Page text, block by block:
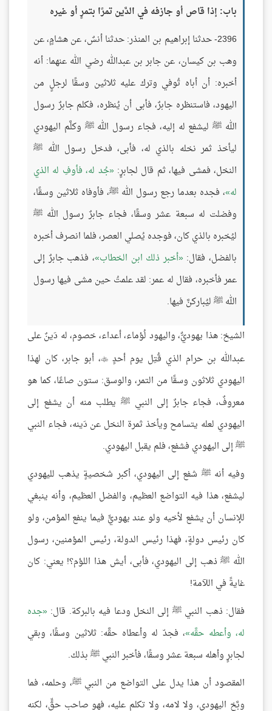
باب: إذا قاص أو جازفه في الدَّين تمرًا بتمرٍ أو غيره
2396- حدثنا إبراهيم بن المنذر: حدثنا أنسٌ، عن هشامٍ، عن
وهب بن كيسان، عن جابر بن عبدالله رضي الله عنهما: أنه
أخبره: أن أباه تُوفي وترك عليه ثلاثين وسقًا لرجلٍ من
اليهود، فاستنظره جابرٌ، فأبى أن يُنظره، فكلم جابرٌ رسول
الله ﷺ ليشفع له إليه، فجاء رسول الله ﷺ وكلَّم اليهودي
ليأخذ ثمر نخله بالذي له، فأبى، فدخل رسول الله ﷺ
النخل، فمشى فيها، ثم قال لجابرٍ: جُد له، فأوفِ له الذي
له ، فجده بعدما رجع رسول الله ﷺ، فأوفاه ثلاثين وسقًا،
وفضلت له سبعة عشر وسقًا، فجاء جابرٌ رسول الله ﷺ
ليُخبره بالذي كان، فوجده يُصلي العصر، فلما انصرف أخبره
بالفضل، فقال: أخبر ذلك ابن الخطاب ، فذهب جابرٌ إلى
عمر فأخبره، فقال له عمر: لقد علمتُ حين مشى فيها رسول
الله ﷺ ليُباركنَّ فيها.
الشيخ: هذا يهوديٌّ، واليهود لُؤماء، أعداء، خصوم، له دَينٌ على
عبدالله بن حرام الذي قُتِل يوم أحدٍ ، أبو جابر، كان لهذا
اليهودي ثلاثون وسقًا من التمر، والوسق: ستون صاعًا، كما هو
معروفٌ، فجاء جابرٌ إلى النبي ﷺ يطلب منه أن يشفع إلى
اليهودي لعله يتسامح ويأخذ ثمرة النخل عن دَينه، فجاء النبي
ﷺ إلى اليهودي فشفع، فلم يقبل اليهودي.
وفيه أنه ﷺ شفع إلى اليهودي، أكبر شخصيةٍ يذهب لليهودي
ليشفع، هذا فيه التواضع العظيم، والفضل العظيم، وأنه ينبغي
للإنسان أن يشفع لأخيه ولو عند يهوديٍّ فيما ينفع المؤمن، ولو
كان رئيس دولةٍ، فهذا رئيس الدولة، رئيس المؤمنين، رسول
الله ﷺ ذهب إلى اليهودي، فأبى، أيش هذا اللؤم؟! يعني: كان
غايةً في اللآمة!
فقال: ذهب النبي ﷺ إلى النخل ودعا فيه بالبركة. قال: جده
له، وأعطه حقَّه ، فجدّ له وأعطاه حقَّه: ثلاثين وسقًا، وبقي
لجابرٍ وأهله سبعة عشر وسقًا، فأخبر النبي ﷺ بذلك.
المقصود أن هذا يدل على التواضع من النبي ﷺ، وحلمه، فما
وبَّخ اليهودي، ولا لامه، ولا تكلم عليه، فهو صاحب حقٍّ، لكنه